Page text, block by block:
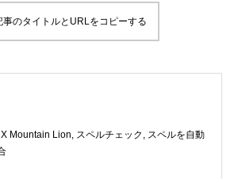
事のタイトルとURLをコピーする
Mountain Lion, スペルチェック , スペルを自動